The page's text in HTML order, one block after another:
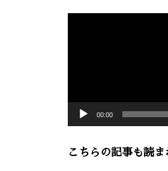
00:00
こちらの記事も読